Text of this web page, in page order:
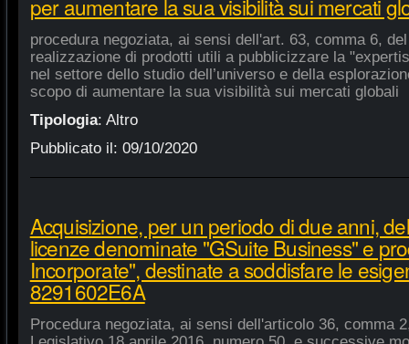
per aumentare la sua visibilità sui mercati
procedura negoziata, ai sensi dell'art. 63, comma 6,
realizzazione di prodotti utili a pubblicizzare la
nel settore dello studio dell’universo e della
scopo di aumentare la sua visibilità sui mercati globali
Tipologia: Altro
Pubblicato il: 09/10/2020
Acquisizione, per un periodo di due anni,
licenze denominate "GSuite Business" e
Incorporate", destinate a soddisfare le
8291602E6A
Procedura negoziata, ai sensi dell'articolo 36, comma